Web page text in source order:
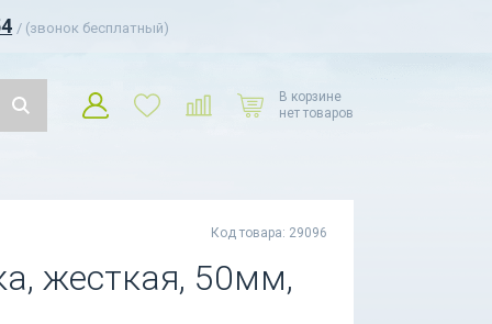
/ (звонок бесплатный)
В корзине
нет товаров
Код товара: 29096
жесткая, 50мм,